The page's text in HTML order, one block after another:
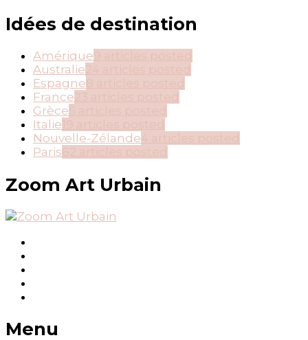
Idées de destination
Amérique
Australie
Espagne
France
Grèce
Italie
Nouvelle-Zélande
Paris
Zoom Art Urbain
Menu